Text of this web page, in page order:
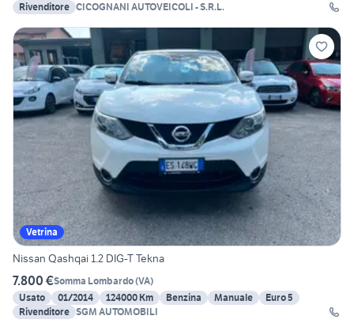
Rivenditore CICOGNANI AUTOVEICOLI - S.R.L.
Vetrina
Nissan Qashqai 1.2 DIG-T Tekna
7.800 €Somma Lombardo(VA)
Usato
01/2014 124000 Km Benzina Manuale
Euro 5
Rivenditore SGM AUTOMOBILI